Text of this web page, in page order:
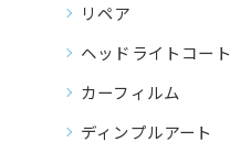
リペア
ヘッドライトコート
カーフィルム
ディンプルアート